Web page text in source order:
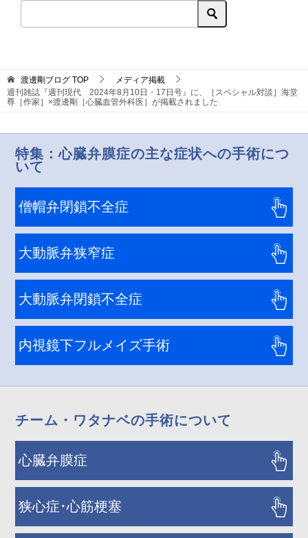
渡邊剛ブログ TOP
メディア掲載
週刊雑誌『週刊現代 2024年8月10日・17日号』に、［スペシャル対談］海堂
尊［作家］×渡邊剛［心臓血管外科医］が掲載されました
特集：心臓弁膜症の主な症状への手術につ
いて
僧帽弁閉鎖不全症
大動脈弁狭窄症
大動脈弁閉鎖不全症
内視鏡下フルメイズ手術
チーム・ワタナベの手術について
心臓弁膜症
狭心症･心筋梗塞